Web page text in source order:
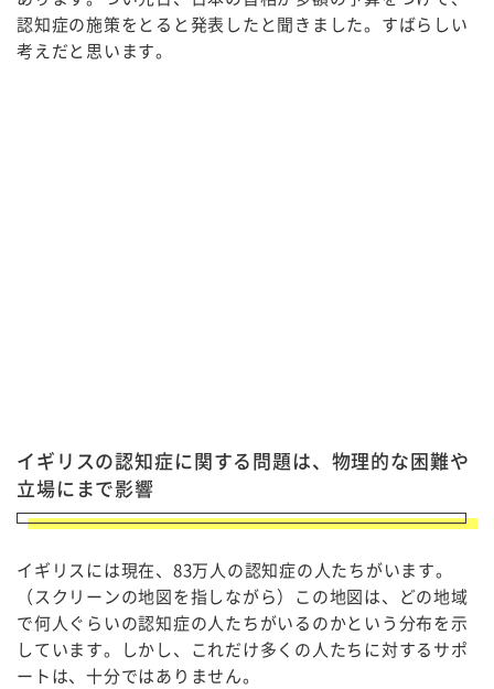
認知症の施策をとると発表したと聞きました。すばらしい
考えだと思います。
イギリスの認知症に関する問題は、物理的な困難や
立場にまで影響
イギリスには現在、83万人の認知症の人たちがいます。
（スクリーンの地図を指しながら）この地図は、どの地域
で何人ぐらいの認知症の人たちがいるのかという分布を示
しています。しかし、これだけ多くの人たちに対するサポ
ートは、十分ではありません。